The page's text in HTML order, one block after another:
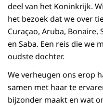
deel van het Koninkrijk.
het bezoek dat we over
Curaçao, Aruba, Bonaire,
en Saba. Een reis die we
oudste dochter.
We verheugen ons erop
samen met haar te
bijzonder maakt en wat